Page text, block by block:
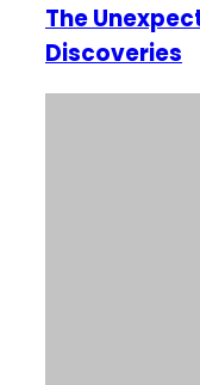
The
Discoveries